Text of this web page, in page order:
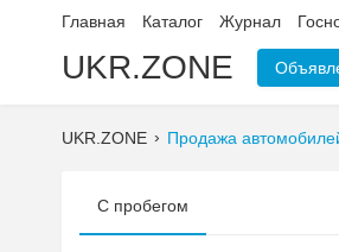
Главная Каталог Журнал
UKR.ZONE
UKR.ZONE Продажа
С пробегом